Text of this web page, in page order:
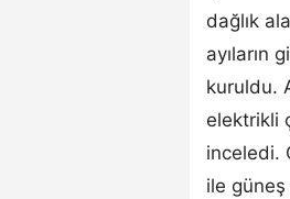
dağlık
ayıların
kuruldu.
elektrikli
inceledi.
ile